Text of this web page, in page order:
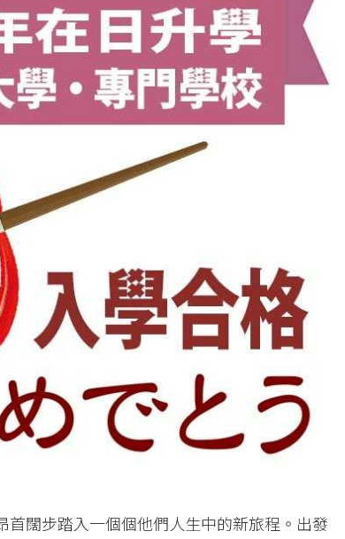
闊步踏入一個個他們人生中的新旅程。出發